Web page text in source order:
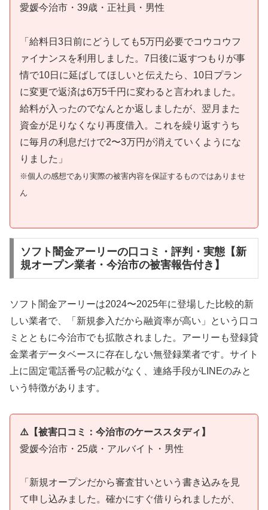
愛媛今治市・39歳・正社員・男性
「給料日3日前にどうしても5万円必要でコウコウフ
ァイナンスを利用しました。7日後に返すつもりが事
情で10日に延ばしてほしいと伝えたら、10日プラン
に変更で返済は6万5千円に変わると言われました。
給料が入ったのでなんとか返しましたが、翌月また
資金が足りなくなり再度借入。これを繰り返すうち
に毎月の利息だけで2〜3万円が消えていくようにな
りました」
※個人の感想であり実際の被害内容を保証するものではありませ
ん
ソフト闇金アーリーの口コミ・評判・実態【新
規オープン業者・今治市の被害報告付き】
ソフト闇金アーリーは2024〜2025年に登場した比較的新
しい業者で、「新規参入だから融資率が高い」という口コ
ミとともに今治市でも拡散されました。アーリーも登録貸
金業者データベースに存在しない無登録業者です。サイト
上に固定電話番号の記載がなく、連絡手段がLINEのみと
いう特徴があります。
⚠️【被害口コミ：今治市のケーススタディ】
愛媛今治市・25歳・アルバイト・男性
「新規オープンだから審査甘いという書き込みを見
て申し込みました。確かにすぐ借りられましたが、